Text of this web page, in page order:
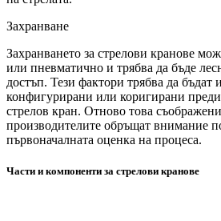
Захранване
Захранването за стрелови кранове
или пневматично и трябва да бъде
достъп. Тези фактори трябва да бъдат
конфигурирани или коригирани
стрелов кран. Отново това
производителите обръщат внимание
първоначалната оценка на процеса.
Части и компоненти за стрелови кранове